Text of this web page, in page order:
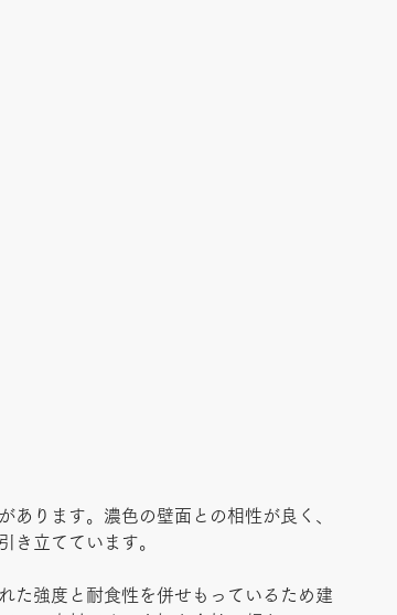
あります。濃色の壁面との相性が良く、
き立てています。
た強度と耐食性を併せもっているため建